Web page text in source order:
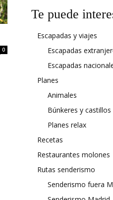
0
Te puede
Escapadas y viajes
Escapadas
Escapadas
Planes
Animales
Búnkeres y castillos
Planes relax
Recetas
Restaurantes molones
Rutas senderismo
Senderismo fuera